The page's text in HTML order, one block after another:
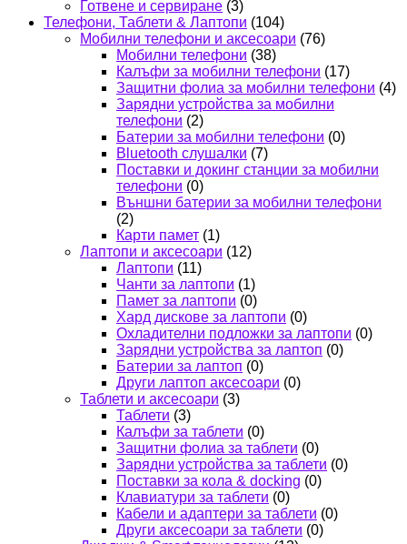
Готвене и сервиране (3)
Телефони, Таблети & Лаптопи (104)
Мобилни телефони и аксесоари (76)
Мобилни телефони (38)
Калъфи за мобилни телефони (17)
Защитни фолиа за мобилни телефони (4)
Зарядни устройства за мобилни
телефони (2)
Батерии за мобилни телефони (0)
Bluetooth слушалки (7)
Поставки и докинг станции за мобилни
телефони (0)
Външни батерии за мобилни телефони
(2)
Карти памет (1)
Лаптопи и аксесоари (12)
Лаптопи (11)
Чанти за лаптопи (1)
Памет за лаптопи (0)
Хард дискове за лаптопи (0)
Охладителни подложки за лаптопи (0)
Зарядни устройства за лаптоп (0)
Батерии за лаптоп (0)
Други лаптоп аксесоари (0)
Таблети и аксесоари (3)
Таблети (3)
Калъфи за таблети (0)
Защитни фолиа за таблети (0)
Зарядни устройства за таблети (0)
Поставки за кола & docking (0)
Клавиатури за таблети (0)
Кабели и адаптери за таблети (0)
Други аксесоари за таблети (0)